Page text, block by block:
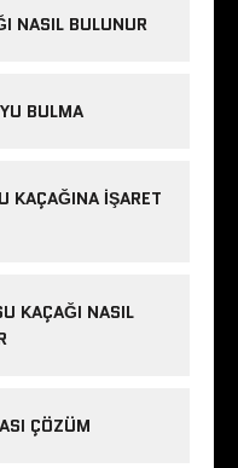
NASIL BULUNUR
BULMA
KAÇAĞINA İŞARET
KAÇAĞI NASIL
ÇÖZÜM